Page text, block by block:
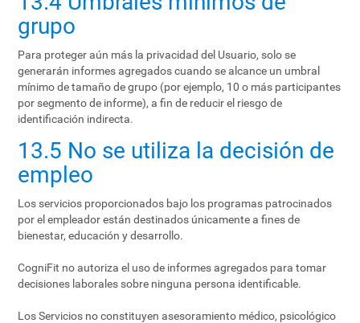
grupo
Para proteger aún más la privacidad del Usuario, solo se
generarán informes agregados cuando se alcance un umbral
mínimo de tamaño de grupo (por ejemplo, 10 o más participantes
por segmento de informe), a fin de reducir el riesgo de
identificación indirecta.
13.5 No se utiliza la decisión de
empleo
Los servicios proporcionados bajo los programas patrocinados
por el empleador están destinados únicamente a fines de
bienestar, educación y desarrollo.
CogniFit no autoriza el uso de informes agregados para tomar
decisiones laborales sobre ninguna persona identificable.
Los Servicios no constituyen asesoramiento médico, psicológico